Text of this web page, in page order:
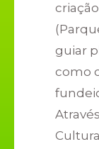
guiar
como